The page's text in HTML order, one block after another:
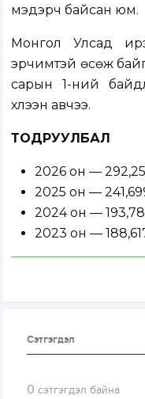
мэдэрч байсан юм.
Монгол Улсад
эрчимтэй өсөж
сарын 1-ний
хүлээн авчээ.
ТОДРУУЛБАЛ
2026 он —
2025 он —
2024 он —
2023 он —
Сэтгэгдэл
0 сэтгэгдэл байна